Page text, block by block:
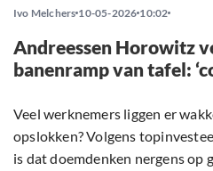
Ivo Melchers 10-05-2026 10:02
Andreessen Horowitz
banenramp van tafel:
Veel werknemers liggen er
opslokken? Volgens
is dat doemdenken nergens op